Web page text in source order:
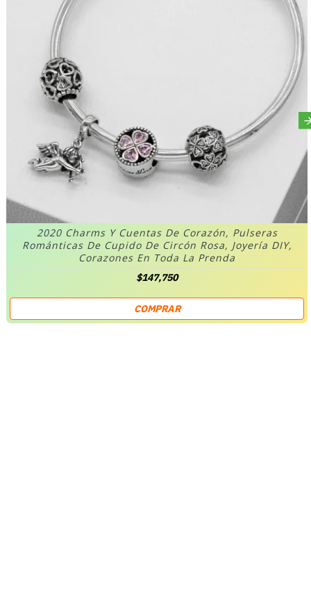
2020 Charms Y Cuentas De Corazón, Pulseras
Románticas De Cupido De Circón Rosa, Joyería DIY,
Corazones En Toda La Prenda
$147,750
COMPRAR